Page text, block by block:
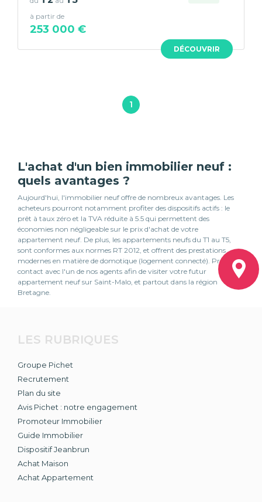
DÉCOUVRIR
à partir de
253 000 €
1
L'achat d'un bien immobilier neuf :
quels avantages ?
Aujourd'hui, l'immobilier neuf offre de nombreux avantages. Les
acheteurs pourront notamment profiter des dispositifs actifs : le
prêt à taux zéro et la TVA réduite à 5.5 qui permettent des
économies non négligeable sur le prix d'achat de votre
appartement neuf. De plus, les appartements neufs du T1 au T5,
sont conformes aux normes RT 2012, et offrent des prestations
modernes en matière de domotique (logement connecté). Prenez
contact avec l'un de nos agents afin de visiter votre futur
appartement neuf sur Saint-Malo, et partout dans la région
Bretagne.
LES RUBRIQUES
Groupe Pichet
Recrutement
Plan du site
Avis Pichet : notre engagement
Promoteur Immobilier
Guide Immobilier
Dispositif Jeanbrun
Achat Maison
Achat Appartement